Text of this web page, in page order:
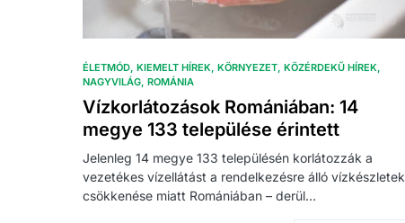
ÉLETMÓD KIEMELT HÍREK KÖRNYEZET KÖZÉRDEKŰ HÍREK
NAGYVILÁG ROMÁNIA
Vízkorlátozások Romániában: 14
megye 133 települése érintett
Jelenleg 14 megye 133 településén korlátozzák a
vezetékes vízellátást a rendelkezésre álló vízkészletek
csökkenése miatt Romániában – derül…